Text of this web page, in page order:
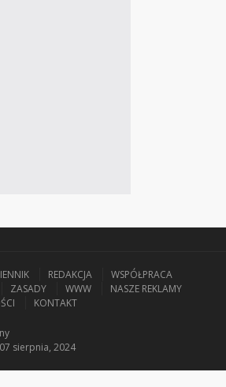
REDAKCJA
WSPÓŁPRACA
ZASADY WWW
NASZE REKLAMY
KONTAKT
sierpnia, 2024